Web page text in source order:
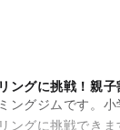
ングに挑戦！親子
ングジムです。
ングに挑戦でき